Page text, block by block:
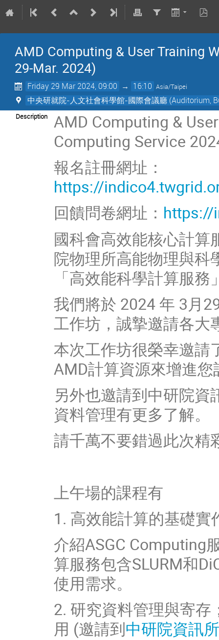
AMD Computing & User Training
29-Mar. 2024)
Friday 29 Mar 2024, 09:00 → 16:10 Asia/Taipei
中央研就院-人文社會科學館-國際會議廳 (Auditorium,
Description
AMD Computing &
Computing Service
報名註冊網址：
https://
回饋問卷網址： https://
國科會高效能核心計算
院物理所高能物理與科
「高效能科學計算服務
我們將於 2024 年 3月
工作坊，誠摯邀請各大
本次工作坊很榮幸邀請
AMD計算資源來增進
另外也邀請到中研院
資料管理有更多了解。
請千萬不要錯過此次精
上午場的課程有
1. 高效能計算的基礎實
介紹ASGC Computing
算服務包含SLURM和
使用需求。
2. 研究資料管理與寄
用 (邀請到中研院資訊